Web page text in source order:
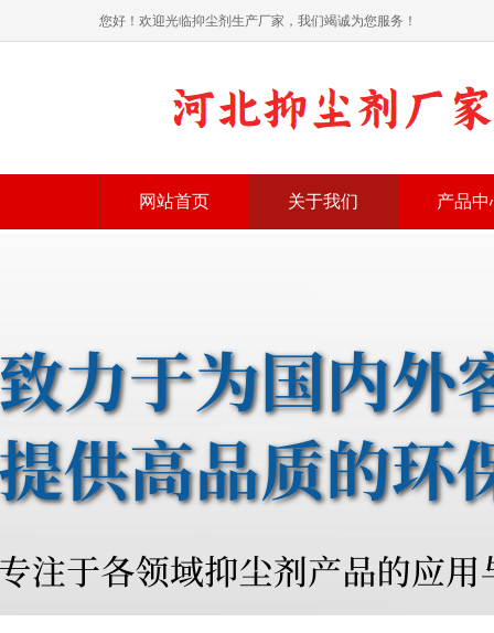
您好！欢迎光临抑尘剂生产厂家，我们竭诚为您服务！
网站首页 关于我们 产品中